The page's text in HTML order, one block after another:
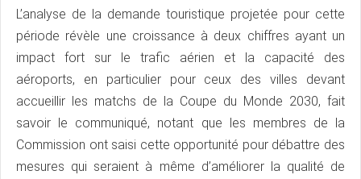
L’analyse de la demande touristique projetée pour cette
période révèle une croissance à deux chiffres ayant un
impact fort sur le trafic aérien et la capacité des
aéroports, en particulier pour ceux des villes devant
accueillir les matchs de la Coupe du Monde 2030, fait
savoir le communiqué, notant que les membres de la
Commission ont saisi cette opportunité pour débattre des
mesures qui seraient à même d’améliorer la qualité de